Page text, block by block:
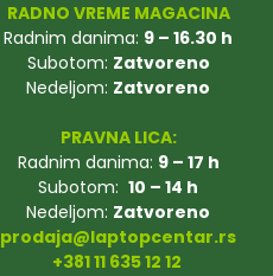
RADNO VREME MAGACINA
Radnim danima: 9 – 16.30 h
Subotom: Zatvoreno
Nedeljom: Zatvoreno
PRAVNA LICA:
Radnim danima: 9 – 17 h
Subotom: 10 – 14 h
Nedeljom: Zatvoreno
prodaja@laptopcentar.rs
+381 11 635 12 12